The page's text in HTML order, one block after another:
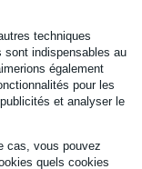
techniques
indispensables au
également
pour les
et analyser le
cas, vous pouvez
quels cookies